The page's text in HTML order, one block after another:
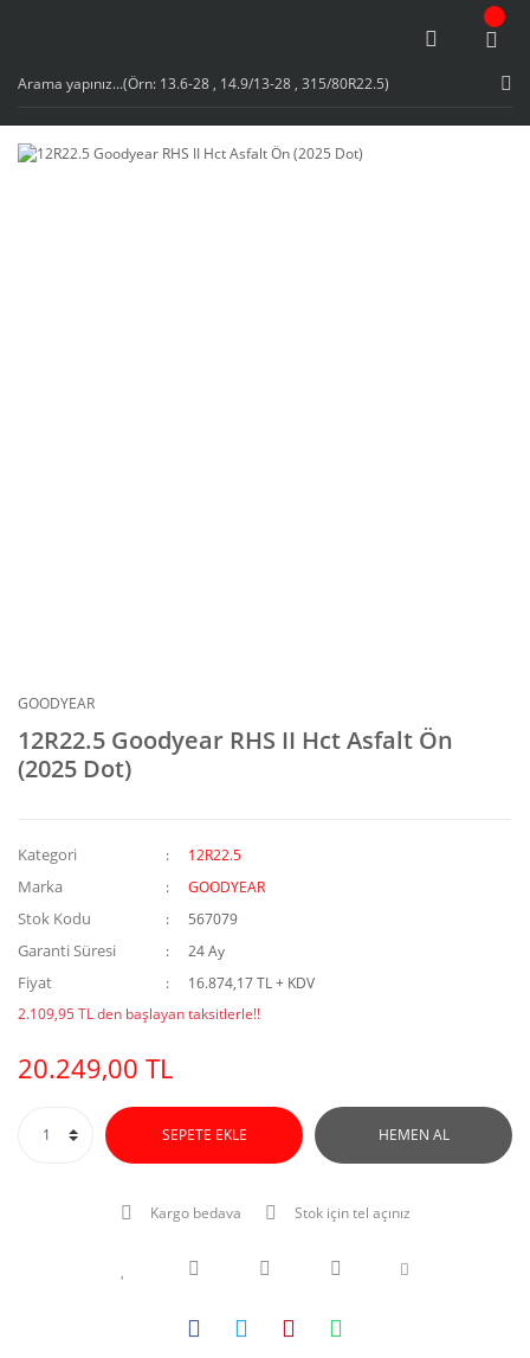
GOODYEAR
12R22.5 Goodyear RHS II Hct Asfalt Ön
(2025 Dot)
Kategori 12R22.5
Marka GOODYEAR
Stok Kodu 567079
Garanti Süresi 24 Ay
Fiyat
16.874,17 TL + KDV
2.109,95 TL den başlayan taksitlerle!!
20.249,00 TL
SEPETE EKLE HEMEN AL
Kargo bedava Stok için tel açınız